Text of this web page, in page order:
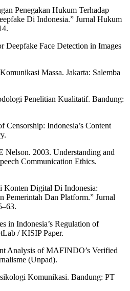
Penegakan Hukum Terhadap
Di Indonesia.” Jurnal Hukum
Deepfake Face Detection in Images
Massa. Jakarta: Salemba
Penelitian Kualitatif. Bandung:
Indonesia’s Content
Nelson. 2003. Understanding and
Communication Ethics.
Konten Digital Di Indonesia:
Pemerintah Dan Platform.” Jurnal
in Indonesia’s Regulation of
/ KISIP Paper.
Analysis of MAFINDO’s Verified
(Unpad).
Komunikasi. Bandung: PT